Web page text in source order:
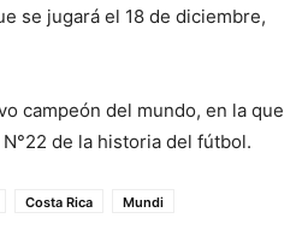
se jugará el 18 de diciembre,
campeón del mundo, en la que
de la historia del fútbol.
Costa Rica
Mundi